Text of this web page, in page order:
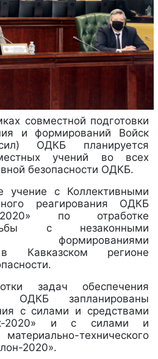
совместной подготовки
и формирований Войск
ОДКБ планируется
учений во всех
безопасности ОДКБ.
учение с Коллективными
реагирования ОДКБ
2020» по отработке
с незаконными
формированиями
в Кавказском регионе
задач обеспечения
ОДКБ запланированы
с силами и средствами
2020» и с силами и
технического
2020».